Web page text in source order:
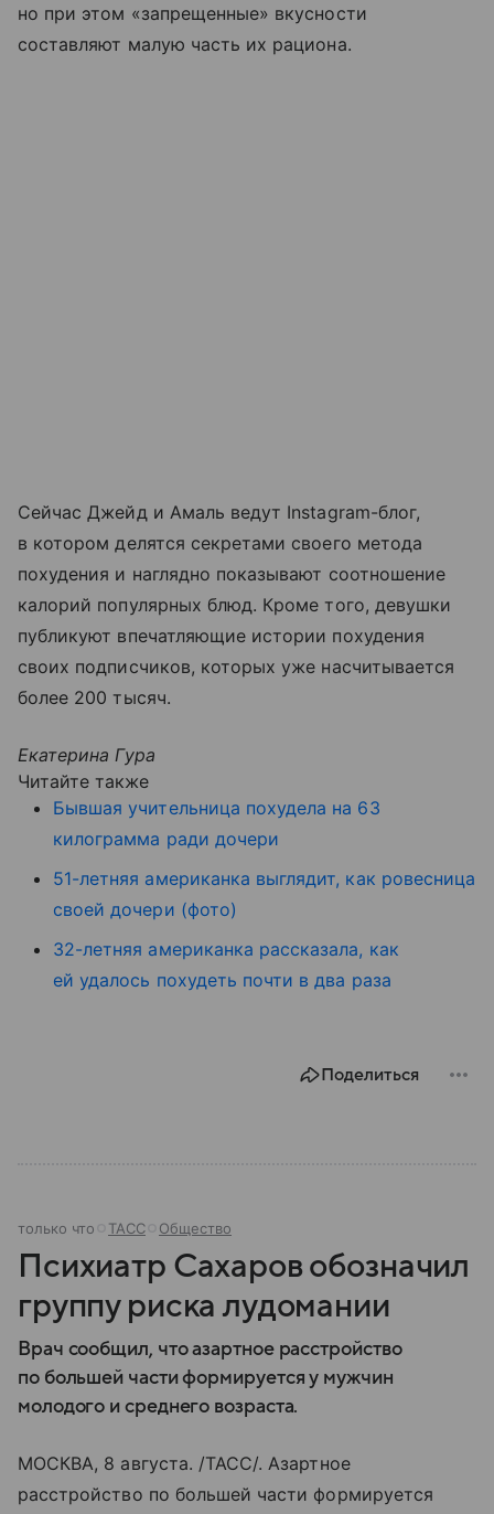
но при этом «запрещенные» вкусности
составляют малую часть их рациона.
Сейчас Джейд и Амаль ведут Instagram-блог,
в котором делятся секретами своего метода
похудения и наглядно показывают соотношение
калорий популярных блюд. Кроме того, девушки
публикуют впечатляющие истории похудения
своих подписчиков, которых уже насчитывается
более 200 тысяч.
Екатерина Гура
Читайте также
Бывшая учительница похудела на 63
килограмма ради дочери
51-летняя американка выглядит, как ровесница
своей дочери (фото)
32-летняя американка рассказала, как
ей удалось похудеть почти в два раза
Поделиться
только что ТАСС Общество
Психиатр Сахаров обозначил
группу риска лудомании
Врач сообщил, что азартное расстройство
по большей части формируется у мужчин
молодого и среднего возраста.
МОСКВА, 8 августа. /ТАСС/. Азартное
расстройство по большей части формируется